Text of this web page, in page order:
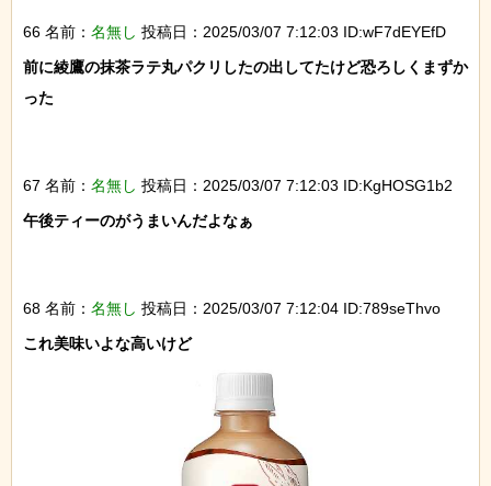
66 名前： 名無し 投稿日：2025/03/07 7:12:03 ID:wF7dEYEfD
前に綾鷹の抹茶ラテ丸パクリしたの出してたけど恐ろしくまずか
った
67 名前： 名無し 投稿日：2025/03/07 7:12:03 ID:KgHOSG1b2
午後ティーのがうまいんだよなぁ
68 名前： 名無し 投稿日：2025/03/07 7:12:04 ID:789seThvo